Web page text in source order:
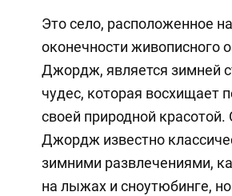
Это село, расположенное
оконечности живописного
Джордж, является зимней
чудес, которая восхищает
своей природной красотой.
Джордж известно
зимними развлечениями,
на лыжах и сноутюбинге,